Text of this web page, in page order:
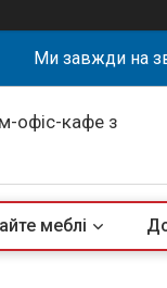
Ми завжди на
офіс-кафе з
меблі